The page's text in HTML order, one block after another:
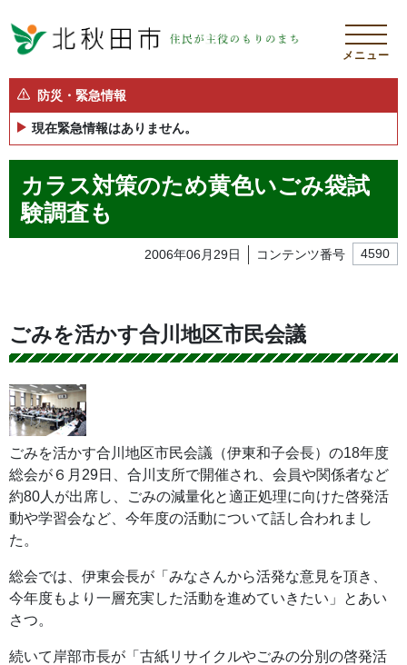
メニュー
防災・緊急情報
現在緊急情報はありません。
カラス対策のため黄色いごみ袋試
験調査も
2006年06月29日 コンテンツ番号 4590
ごみを活かす合川地区市民会議
ごみを活かす合川地区市民会議（伊東和子会長）の18年度
総会が６月29日、合川支所で開催され、会員や関係者など
約80人が出席し、ごみの減量化と適正処理に向けた啓発活
動や学習会など、今年度の活動について話し合われまし
た。
総会では、伊東会長が「みなさんから活発な意見を頂き、
今年度もより一層充実した活動を進めていきたい」とあい
さつ。
続いて岸部市長が「古紙リサイクルやごみの分別の啓発活